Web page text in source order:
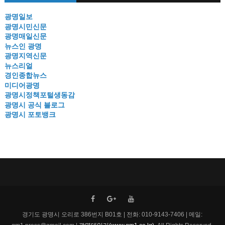
광명일보
광명시민신문
광명매일신문
뉴스인 광명
광명지역신문
뉴스리얼
경인종합뉴스
미디어광명
광명시정책포털생동감
광명시 공식 블로그
광명시 포토뱅크
경기도 광명시 오리로 386번지 B01호 | 전화: 010-9143-7406 | 메일: